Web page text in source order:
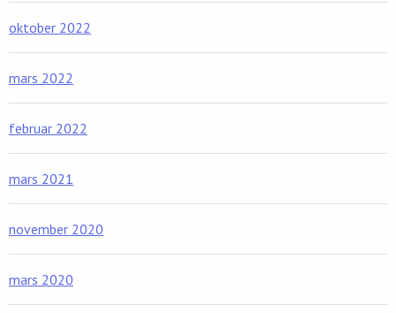
oktober 2022
mars 2022
februar 2022
mars 2021
november 2020
mars 2020